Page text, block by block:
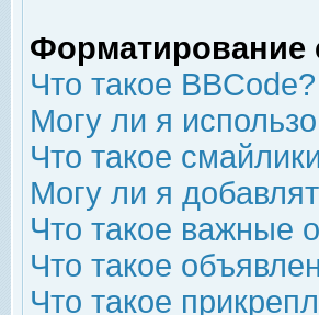
Форматирование
Что такое BBCode?
Могу ли я
Что такое
Могу ли я
Что такое важные
Что такое
Что такое